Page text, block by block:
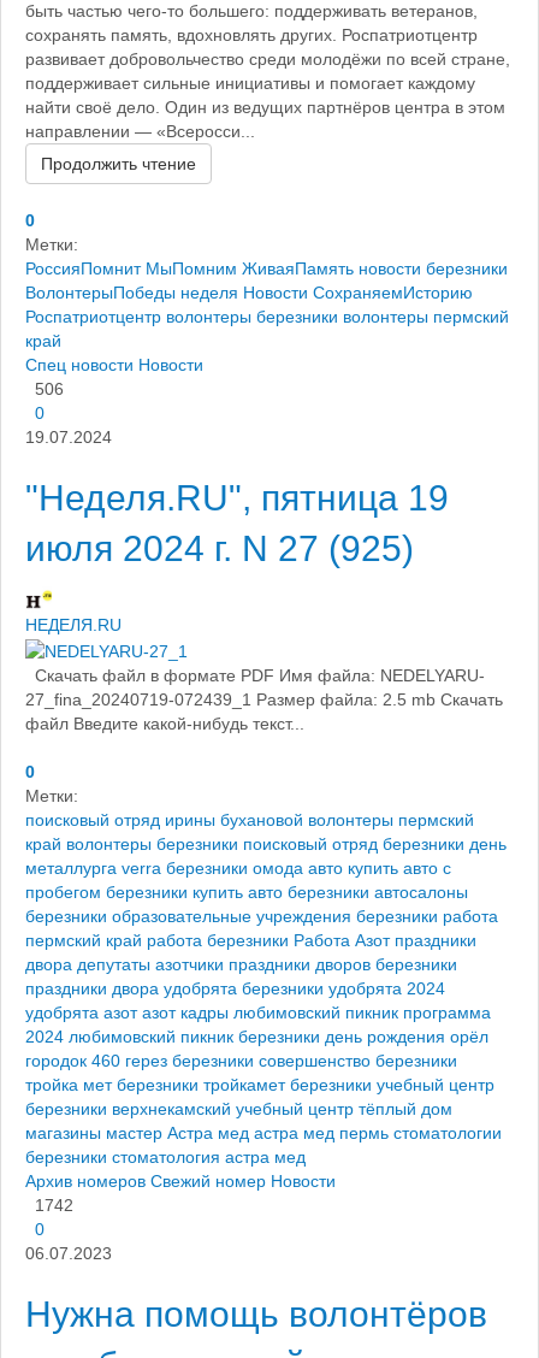
быть частью чего-то большего: поддерживать ветеранов,
сохранять память, вдохновлять других. Роспатриотцентр
развивает добровольчество среди молодёжи по всей стране,
поддерживает сильные инициативы и помогает каждому
найти своё дело. Один из ведущих партнёров центра в этом
направлении — «Всеросси...
Продолжить чтение
0
Метки:
РоссияПомнит МыПомним ЖиваяПамять новости березники
ВолонтерыПобеды неделя Новости СохраняемИсторию
Роспатриотцентр волонтеры березники волонтеры пермский
край
Спец новости Новости
506
0
19.07.2024
"Неделя.RU", пятница 19
июля 2024 г. N 27 (925)
НЕДЕЛЯ.RU
Скачать файл в формате PDF Имя файла: NEDELYARU-
27_fina_20240719-072439_1 Размер файла: 2.5 mb Скачать
файл Введите какой-нибудь текст...
0
Метки:
поисковый отряд ирины бухановой волонтеры пермский
край волонтеры березники поисковый отряд березники день
металлурга verra березники омода авто купить авто с
пробегом березники купить авто березники автосалоны
березники образовательные учреждения березники работа
пермский край работа березники Работа Азот праздники
двора депутаты азотчики праздники дворов березники
праздники двора удобрята березники удобрята 2024
удобрята азот азот кадры любимовский пикник программа
2024 любимовский пикник березники день рождения орёл
городок 460 герез березники совершенство березники
тройка мет березники тройкамет березники учебный центр
березники верхнекамский учебный центр тёплый дом
магазины мастер Астра мед астра мед пермь стоматологии
березники стоматология астра мед
Архив номеров Свежий номер Новости
1742
0
06.07.2023
Нужна помощь волонтёров